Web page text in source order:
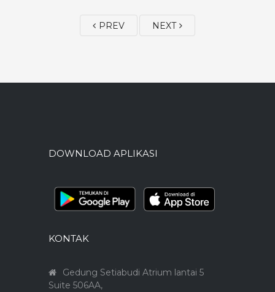
PREV NEXT
DOWNLOAD APLIKASI
KONTAK
Gedung Setiabudi Atrium lantai 5
Suite 506AA,